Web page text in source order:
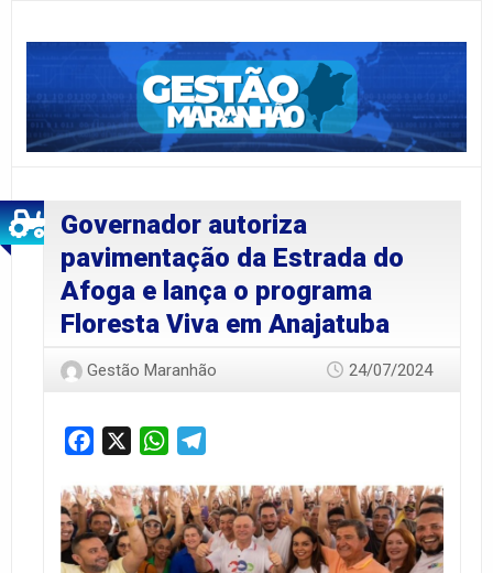
Governador autoriza
pavimentação da Estrada do
Afoga e lança o programa
Floresta Viva em Anajatuba
Gestão Maranhão 24/07/2024
Facebook WhatsApp